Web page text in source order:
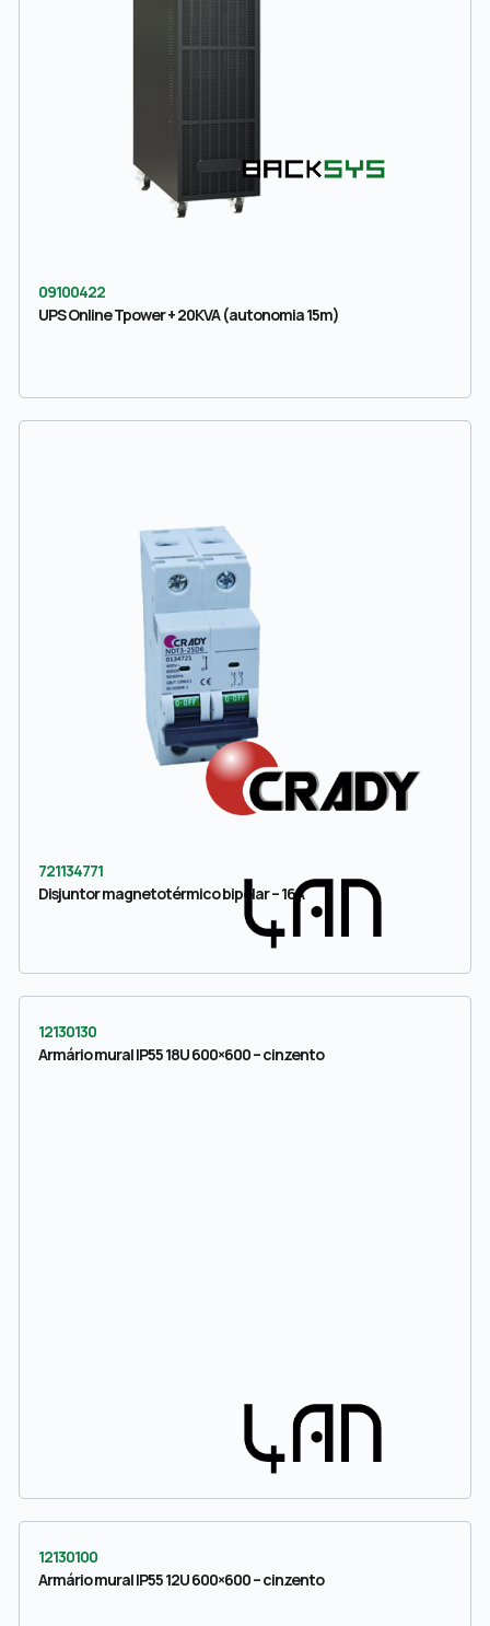
09100422
UPS Online Tpower + 20KVA (autonomia 15m)
721134771
Disjuntor magnetotérmico bipolar – 16A
12130130
Armário mural IP55 18U 600×600 – cinzento
12130100
Armário mural IP55 12U 600×600 – cinzento